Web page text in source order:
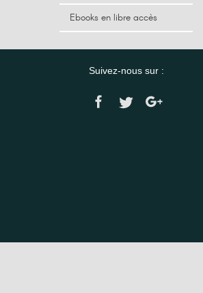
Ebooks en libre accès
Suivez-nous sur :